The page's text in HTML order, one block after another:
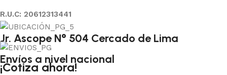
R.U.C: 20612313441
Jr. Ascope N° 504 Cercado de Lima
Envíos a nivel nacional
¡Cotiza ahora!